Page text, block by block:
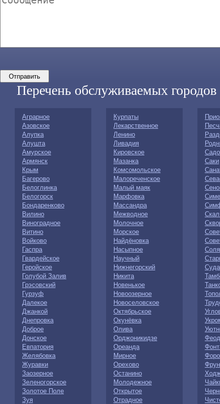
Перечень обслуживаемых городов
Аграрное
Азовское
Алупка
Алушта
Амурское
Армянск
Крым
Багерово
Белоглинка
Белогорск
Бондаренково
Вилино
Виноградное
Витино
Войково
Гаспра
Гвардейское
Геройское
Голубой Залив
Грэсовский
Гурзуф
Далекое
Джанкой
Днепровка
Доброе
Донское
Евпатория
Желябовка
Журавки
Заозерное
Зеленогорское
Золотое Поле
Зуя
Курпаты
Лекарственное
Ленино
Ливадия
Кировское
Мазанка
Комсомольское
Малореченское
Малый маяк
Марфовка
Массандра
Межводное
Молочное
Морское
Найдёновка
Насыпное
Научный
Нижнегорский
Никита
Новенькое
Новоозерное
Новоселовское
Октябрьское
Окунёвка
Олива
Орджоникидзе
Ореанда
Мирное
Орехово
Останино
Молодежное
Открытое
Отрадное
Саки